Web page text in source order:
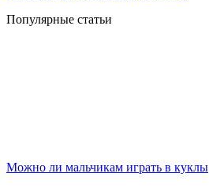
Популярные статьи
Можно ли мальчикам играть в куклы